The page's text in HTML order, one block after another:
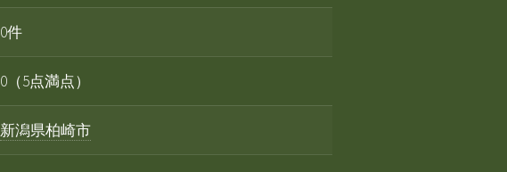
0件
0（5点満点）
新潟県柏崎市